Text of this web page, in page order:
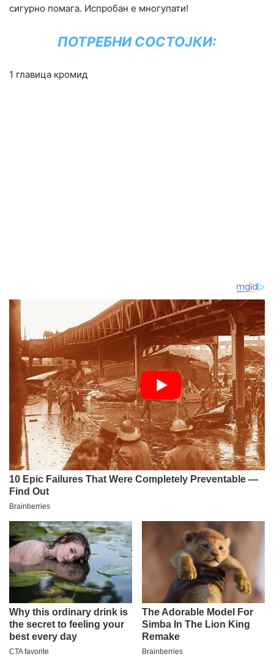
сигурно помага. Испробан е многупати!
ПОТРЕБНИ СОСТОЈКИ:
1 главица кромид